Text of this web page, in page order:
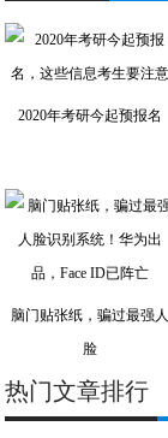
2020年考研今起预报名
脑门贴张纸，骗过最强人
脸
热门文章排行